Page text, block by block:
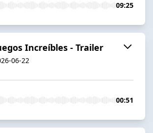
09:25
Increíbles - Trailer
06-22
00:51